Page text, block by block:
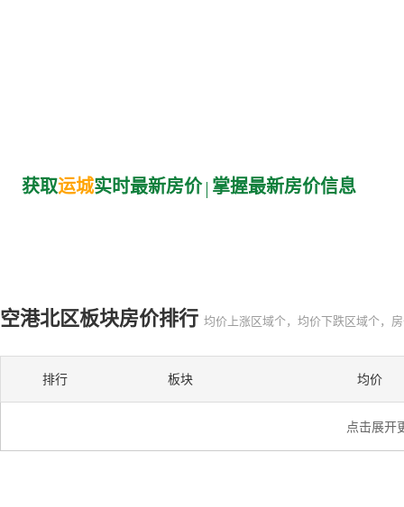
获取运城实时最新房价 掌握最新房价信息
空港北区板块房价排行 均价上涨区域个，均价下跌区域个，
排行 板块 均价
点击展开